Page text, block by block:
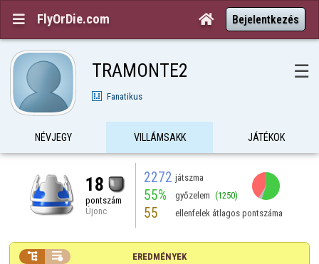
 FlyOrDie.com  Bejelentkezés
TRAMONTE2 ☰
Fanatikus
NÉVJEGY VILLÁMSAKK JÁTÉKOK
18
pontszám
Újonc
2272 játszma
55% győzelem (1250)
55 ellenfelek átlagos pontszáma
EREDMÉNYEK
 